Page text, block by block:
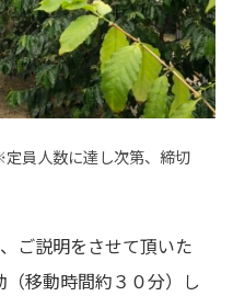
員人数に達し次第、締切
ご説明をさせて頂いた
移動時間約３０分）し